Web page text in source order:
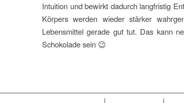
Intuition und bewirkt dadurch langfristig
Körpers werden wieder stärker
Lebensmittel gerade gut tut. Das kann
Schokolade sein 😉